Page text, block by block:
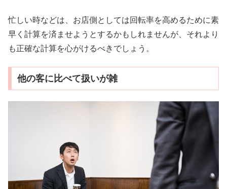
忙しい時などは、お店側としては回転率を高めるために素
早く計算を済ませようとするかもしれませんが、それより
も正確な計算を心がけるべきでしょう。
他の客に比べて扱いが雑